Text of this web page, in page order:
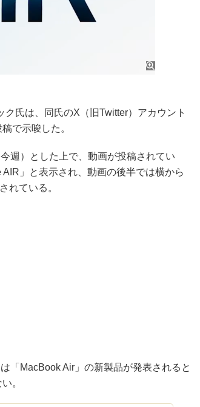
氏は、同氏のX（旧Twitter）アカウント
で示唆した。
週）とした上で、動画が投稿されてい
」と表示され、動画の後半では横から
れている。
「MacBook Air」の新製品が発表されると
。